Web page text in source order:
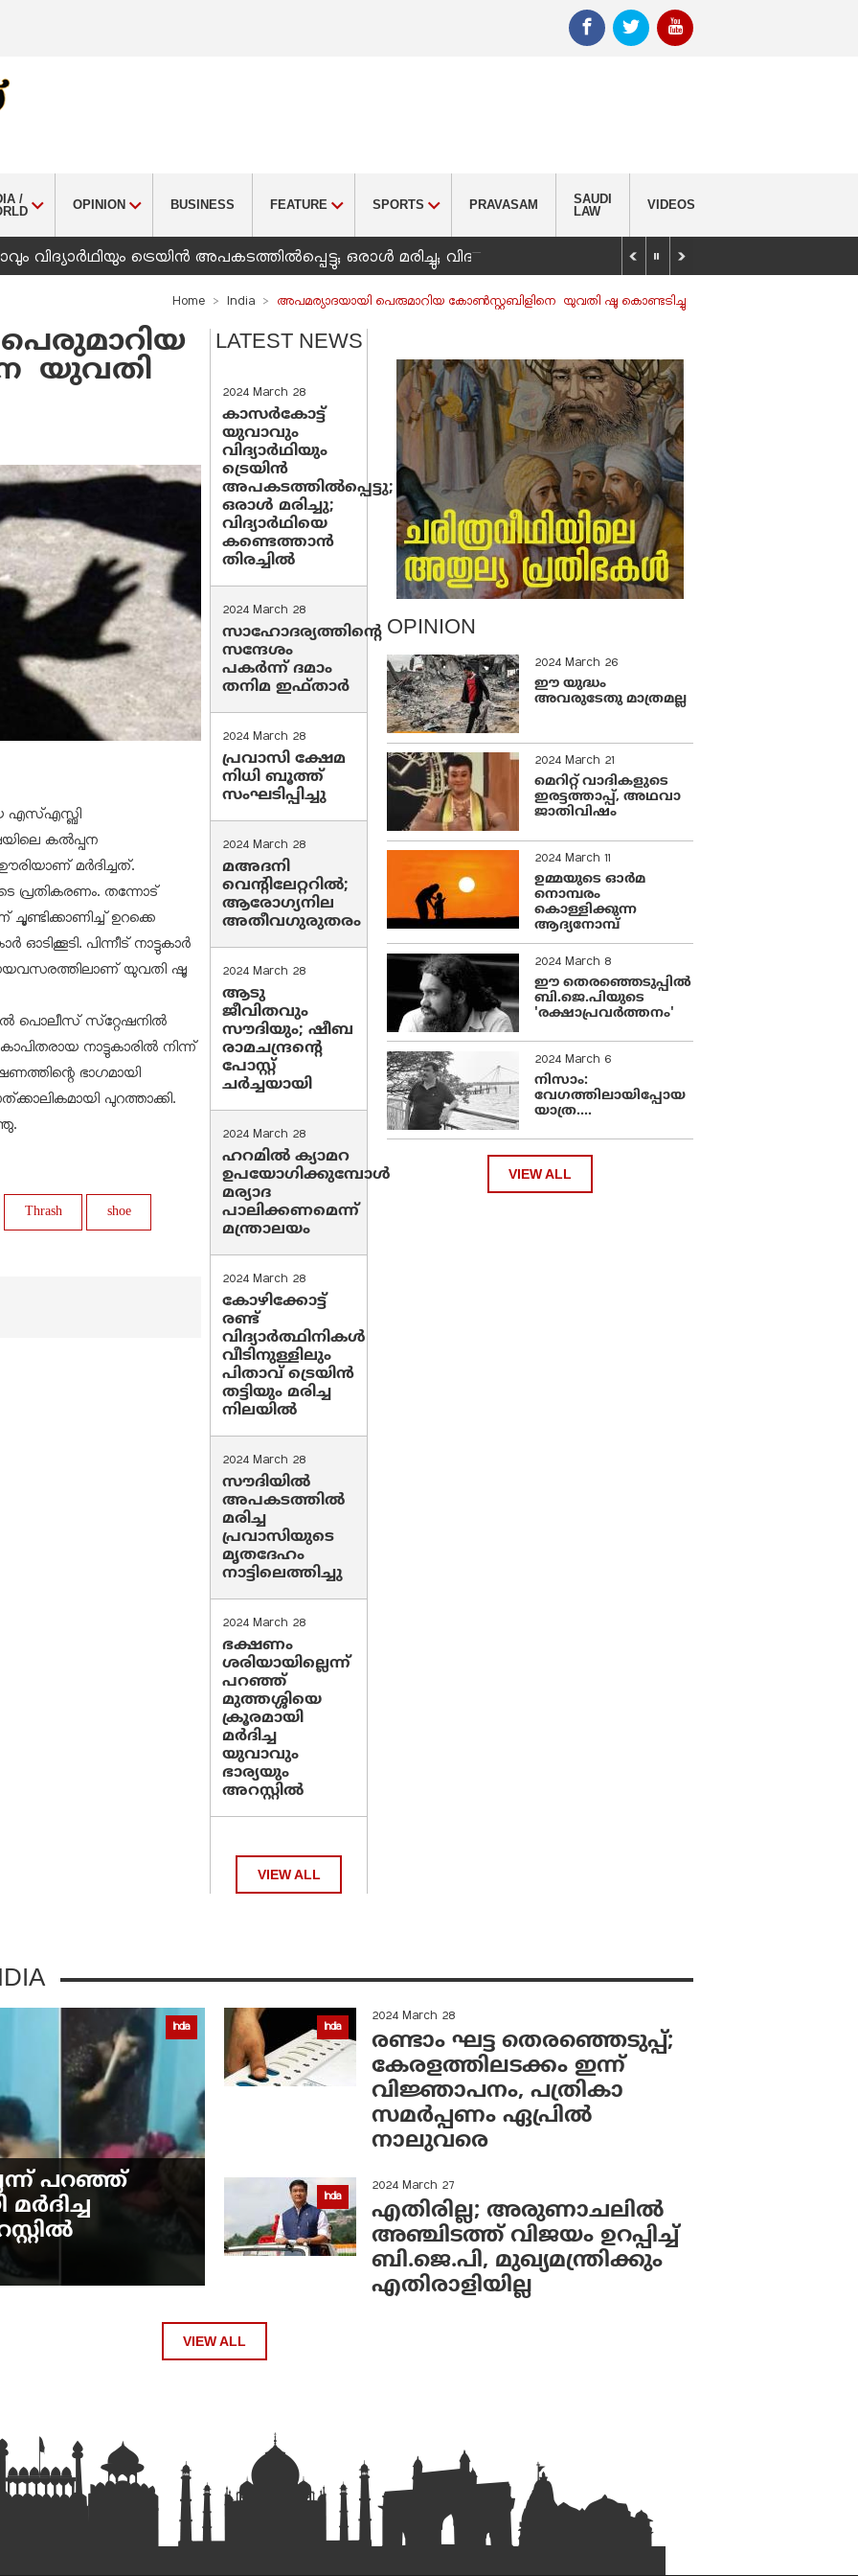
/
OPINION BUSINESS FEATURE SPORTS PRAVASAM
SAUDI
LAW
VIDEOS
വിദ്യാർഥിയും ട്രെയിൻ അപകടത്തിൽപ്പെട്ടു; ഒരാൾ മരിച്ചു; വിദ്യാർഥിയെ കണ്ടെത്താൻ തിരച്ചിൽ
Home India അപമര്യാദയായി പെരുമാറിയ കോണ്‍സ്റ്റബിളിനെ യുവതി ഷൂ കൊണ്ടടിച്ചു
യുവതി
എസ്എസ്ബി
കല്‍പ്പന
മര്‍ദിച്ചത്.
പ്രതികരണം. തന്നോട്
ഉറക്കെ
ഓടിക്കൂടി. പിന്നീട് നാട്ടുകാര്‍
ഈയവസരത്തിലാണ് യുവതി ഷൂ
പൊലീസ് സ്‌റ്റേഷനില്‍
നാട്ടുകാരില്‍ നിന്ന്
ഭാഗമായി
പുറത്താക്കി.
Thrash shoe
LATEST NEWS
2024 March 28
കാസർകോട്ട്
യുവാവും
വിദ്യാർഥിയും
ട്രെയിൻ
അപകടത്തിൽപ്പെട്ടു;
ഒരാൾ മരിച്ചു;
വിദ്യാർഥിയെ
കണ്ടെത്താൻ
തിരച്ചിൽ
2024 March 28
സാഹോദര്യത്തിന്റെ
സന്ദേശം
പകർന്ന് ദമാം
തനിമ ഇഫ്‌താർ
2024 March 28
പ്രവാസി ക്ഷേമ
നിധി ബൂത്ത്
സംഘടിപ്പിച്ചു
2024 March 28
മഅദനി
വെന്റിലേറ്ററിൽ;
ആരോഗ്യനില
അതീവഗുരുതരം
2024 March 28
ആടു
ജീവിതവും
സൗദിയും; ഷീബ
രാമചന്ദ്രന്റെ
പോസ്റ്റ്
ചര്‍ച്ചയായി
2024 March 28
ഹറമില്‍ ക്യാമറ
ഉപയോഗിക്കുമ്പോള്‍
മര്യാദ
പാലിക്കണമെന്ന്
മന്ത്രാലയം
2024 March 28
കോഴിക്കോട്ട്
രണ്ട്
വിദ്യാർത്ഥിനികൾ
വീടിനുള്ളിലും
പിതാവ് ട്രെയിൻ
തട്ടിയും മരിച്ച
നിലയിൽ
2024 March 28
സൗദിയില്‍
അപകടത്തില്‍
മരിച്ച
പ്രവാസിയുടെ
മൃതദേഹം
നാട്ടിലെത്തിച്ചു
2024 March 28
ഭക്ഷണം
ശരിയായില്ലെന്ന്
പറഞ്ഞ്
മുത്തശ്ശിയെ
ക്രൂരമായി
മര്‍ദിച്ച
യുവാവും
ഭാര്യയും
അറസ്റ്റില്‍
VIEW ALL
OPINION
2024 March 26
ഈ യുദ്ധം
അവരുടേതു മാത്രമല്ല
2024 March 21
മെറിറ്റ് വാദികളുടെ
ഇരട്ടത്താപ്പ്, അഥവാ
ജാതിവിഷം
2024 March 11
ഉമ്മയുടെ ഓർമ
നൊമ്പരം
കൊള്ളിക്കുന്ന
ആദ്യനോമ്പ്
2024 March 8
ഈ തെരഞ്ഞെടുപ്പില്‍
ബി.ജെ.പിയുടെ
'രക്ഷാപ്രവര്‍ത്തനം'
2024 March 6
നിസാം:
വേഗത്തിലായിപ്പോയ
യാത്ര....
VIEW ALL
India
പറഞ്ഞ്
India
2024 March 28
രണ്ടാം ഘട്ട തെരഞ്ഞെടുപ്പ്;
കേരളത്തിലടക്കം ഇന്ന്
വിജ്ഞാപനം, പത്രികാ
സമര്‍പ്പണം ഏപ്രില്‍
നാലുവരെ
India
2024 March 27
എതിരില്ല; അരുണാചലില്‍
അഞ്ചിടത്ത് വിജയം ഉറപ്പിച്ച്
ബി.ജെ.പി, മുഖ്യമന്ത്രിക്കും
എതിരാളിയില്ല
VIEW ALL